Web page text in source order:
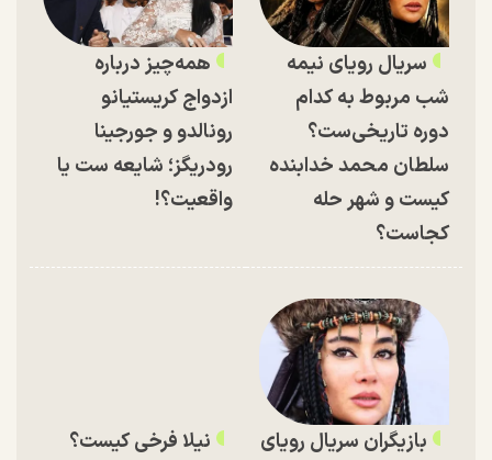
سریال رویای نیمه
شب مربوط به کدام
دوره تاریخی‌ست؟
سلطان محمد خدابنده
کیست و شهر حله
کجاست؟
همه‌چیز درباره
ازدواج کریستیانو
رونالدو و جورجینا
رودریگز؛ شایعه ست یا
واقعیت؟!
بازیگران سریال رویای
نیلا فرخی کیست؟